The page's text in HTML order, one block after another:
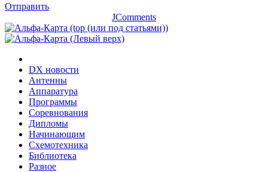
Отправить
JComments
DX новости
Антенны
Аппаратура
Программы
Соревнования
Дипломы
Начинающим
Схемотехника
Библиотека
Разное